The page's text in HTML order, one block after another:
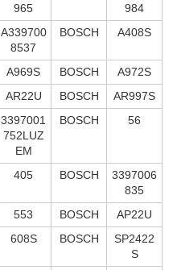
965
984
A339700
8537
BOSCH A408S
A969S BOSCH
A972S
AR22U BOSCH
AR997S
3397001
752LUZ
EM
BOSCH 56
405 BOSCH
3397006
835
553 BOSCH
AP22U
608S BOSCH
SP2422
S